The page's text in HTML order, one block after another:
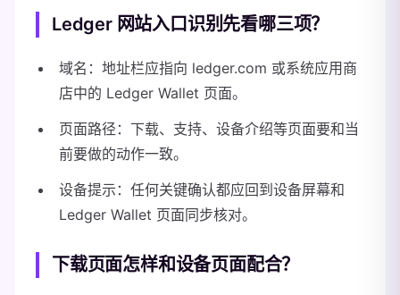
Ledger 网站入口识别先看哪三项？
域名：地址栏应指向 ledger.com 或系统应用商
店中的 Ledger Wallet 页面。
页面路径：下载、支持、设备介绍等页面要和当
前要做的动作一致。
设备提示：任何关键确认都应回到设备屏幕和
Ledger Wallet 页面同步核对。
下载页面怎样和设备页面配合？